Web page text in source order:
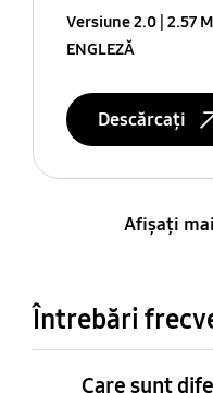
Versiune 2.0 2.57
ENGLEZĂ
Descărcați
Afişaţi
Întrebări
Care sunt